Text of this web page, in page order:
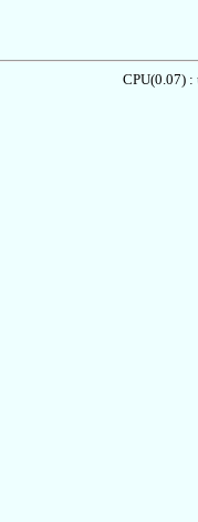
CPU(0.07) :